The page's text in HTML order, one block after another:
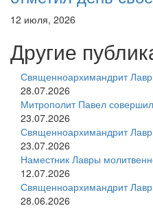
12 июля, 2026
Другие
Священноархимандрит
28.07.2026
Митрополит Павел
23.07.2026
Священноархимандрит
23.07.2026
Наместник Лавры
12.07.2026
Священноархимандрит
28.06.2026